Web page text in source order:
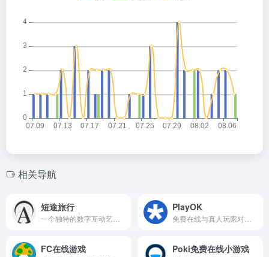
相关导航
短途旅行 PlayOK
FC在线游戏 Poki免费在线小游戏